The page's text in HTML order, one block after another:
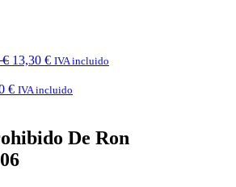
€ 13,30 € IVA incluido
€ IVA incluido
De Ron